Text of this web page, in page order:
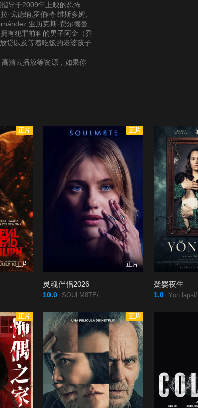
导于2009年上映的恐怖
·戈德纳,罗伯特·维斯多姆,
亚历克斯·费尔德曼,
有犯罪前科的男子阿金（乔
贷以及等着吃饭的老婆孩子
清云播放等资源，如果你
正片
正片
正片
正片
灵魂伴侣2026
10.0 SOULM8TE/
疑婴夜生
1.0 Yön lapsi/
正片 正片